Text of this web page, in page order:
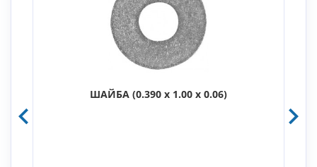
ШАЙБА (0.390 x 1.00 x 0.06)